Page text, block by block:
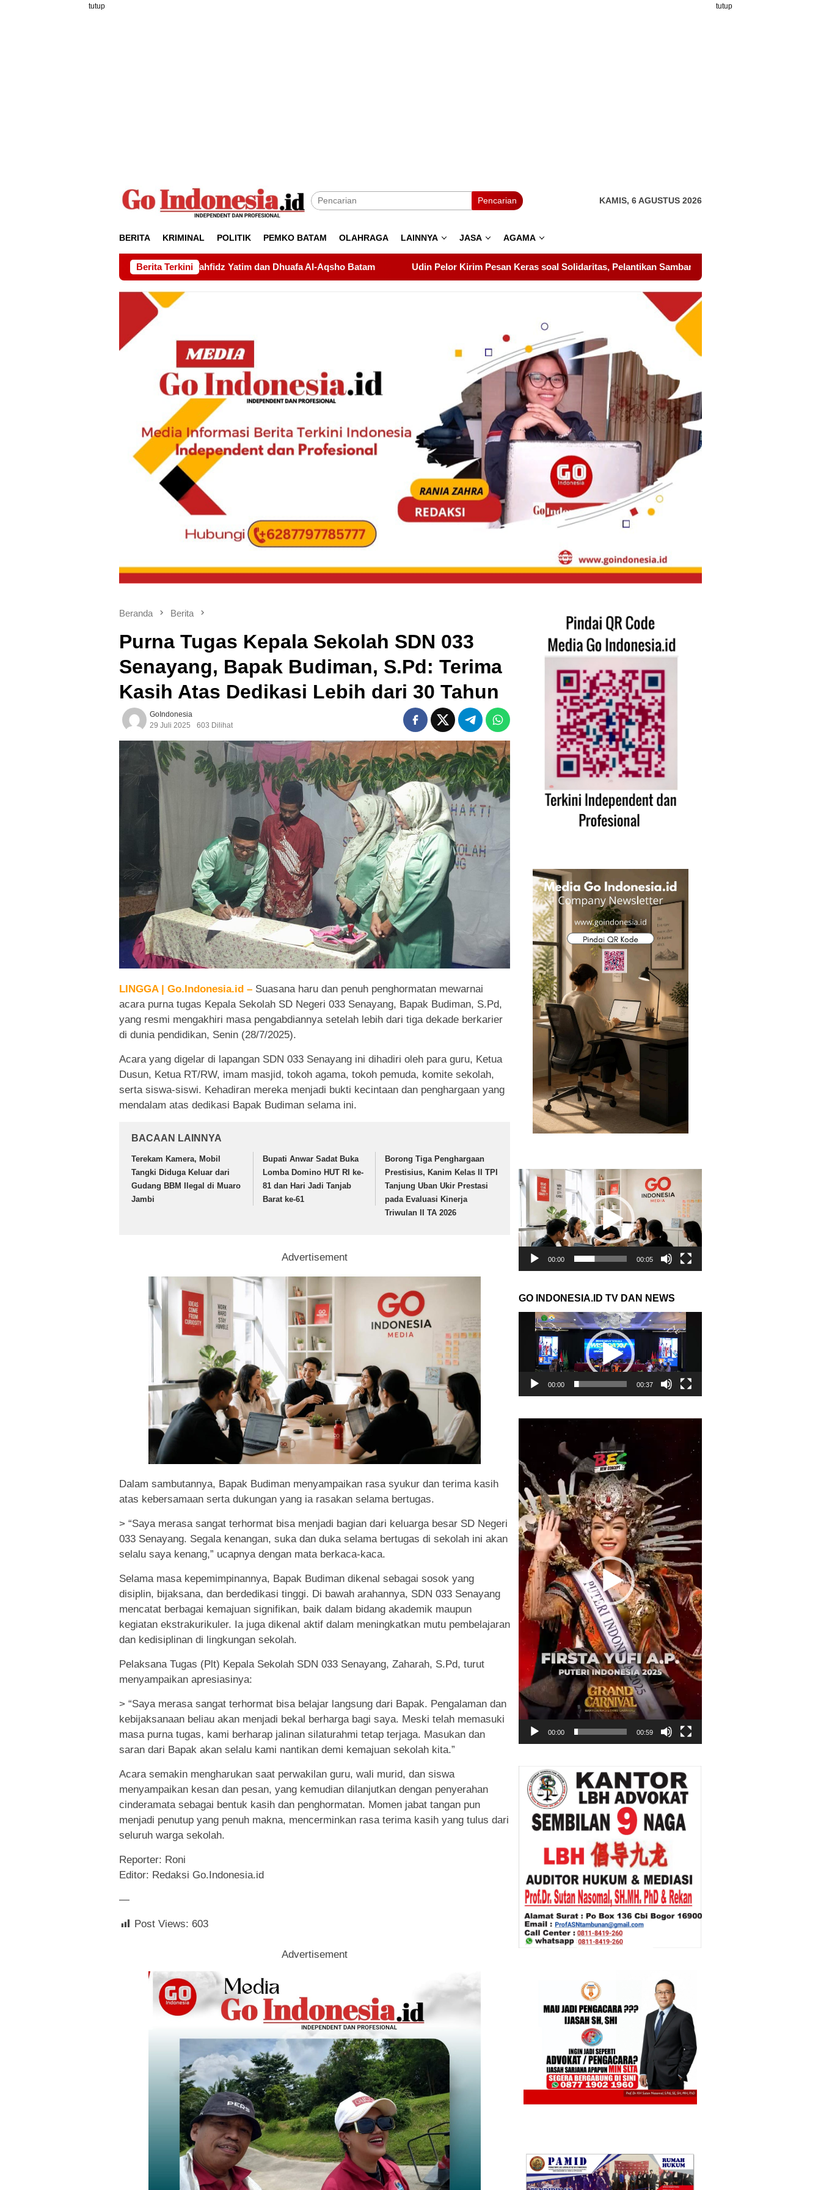
tutup tutup
Pencarian KAMIS, 6 AGUSTUS 2026
BERITA KRIMINAL POLITIK PEMKO BATAM OLAHRAGA LAINNYA JASA AGAMA
Berita Terkini
Pondok Tahfidz Yatim dan Dhuafa Al-Aqsho Batam Udin Pelor Kirim Pesan Keras soal Solidaritas, Pelantikan Sambang Gagak Hitam Jadi Sinyal Kekuatan Baru
Beranda Berita
Purna Tugas Kepala Sekolah SDN 033
Senayang, Bapak Budiman, S.Pd: Terima
Kasih Atas Dedikasi Lebih dari 30 Tahun
GoIndonesia
29 Juli 2025
603 Dilihat
LINGGA | Go.Indonesia.id – Suasana haru dan penuh penghormatan mewarnai
acara purna tugas Kepala Sekolah SD Negeri 033 Senayang, Bapak Budiman, S.Pd,
yang resmi mengakhiri masa pengabdiannya setelah lebih dari tiga dekade berkarier
di dunia pendidikan, Senin (28/7/2025).
Acara yang digelar di lapangan SDN 033 Senayang ini dihadiri oleh para guru, Ketua
Dusun, Ketua RT/RW, imam masjid, tokoh agama, tokoh pemuda, komite sekolah,
serta siswa-siswi. Kehadiran mereka menjadi bukti kecintaan dan penghargaan yang
mendalam atas dedikasi Bapak Budiman selama ini.
BACAAN LAINNYA
Terekam Kamera, Mobil
Tangki Diduga Keluar dari
Gudang BBM Ilegal di Muaro
Jambi
Bupati Anwar Sadat Buka
Lomba Domino HUT RI ke-
81 dan Hari Jadi Tanjab
Barat ke-61
Borong Tiga Penghargaan
Prestisius, Kanim Kelas II TPI
Tanjung Uban Ukir Prestasi
pada Evaluasi Kinerja
Triwulan II TA 2026
Advertisement
Dalam sambutannya, Bapak Budiman menyampaikan rasa syukur dan terima kasih
atas kebersamaan serta dukungan yang ia rasakan selama bertugas.
> “Saya merasa sangat terhormat bisa menjadi bagian dari keluarga besar SD Negeri
033 Senayang. Segala kenangan, suka dan duka selama bertugas di sekolah ini akan
selalu saya kenang,” ucapnya dengan mata berkaca-kaca.
Selama masa kepemimpinannya, Bapak Budiman dikenal sebagai sosok yang
disiplin, bijaksana, dan berdedikasi tinggi. Di bawah arahannya, SDN 033 Senayang
mencatat berbagai kemajuan signifikan, baik dalam bidang akademik maupun
kegiatan ekstrakurikuler. Ia juga dikenal aktif dalam meningkatkan mutu pembelajaran
dan kedisiplinan di lingkungan sekolah.
Pelaksana Tugas (Plt) Kepala Sekolah SDN 033 Senayang, Zaharah, S.Pd, turut
menyampaikan apresiasinya:
> “Saya merasa sangat terhormat bisa belajar langsung dari Bapak. Pengalaman dan
kebijaksanaan beliau akan menjadi bekal berharga bagi saya. Meski telah memasuki
masa purna tugas, kami berharap jalinan silaturahmi tetap terjaga. Masukan dan
saran dari Bapak akan selalu kami nantikan demi kemajuan sekolah kita.”
Acara semakin mengharukan saat perwakilan guru, wali murid, dan siswa
menyampaikan kesan dan pesan, yang kemudian dilanjutkan dengan penyerahan
cinderamata sebagai bentuk kasih dan penghormatan. Momen jabat tangan pun
menjadi penutup yang penuh makna, mencerminkan rasa terima kasih yang tulus dari
seluruh warga sekolah.
Reporter: Roni
Editor: Redaksi Go.Indonesia.id
—
Post Views: 603
Advertisement
Pemutar
Video
00:00 00:05
GO INDONESIA.ID TV DAN NEWS
Pemutar
Video
00:00 00:37
Pemutar
00:00 00:59